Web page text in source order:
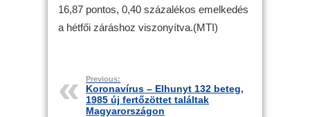
16,87 pontos, 0,40 százalékos emelkedés
a hétfői záráshoz viszonyítva.(MTI)
Previous:
Koronavírus – Elhunyt 132 beteg,
1985 új fertőzöttet találtak
Magyarországon